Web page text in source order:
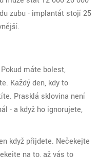
zubu - implantát stojí 25
máte bolest,
Každý den, kdy to
Prasklá sklovina není
- a když ho ignorujete,
když přijdete. Nečekejte